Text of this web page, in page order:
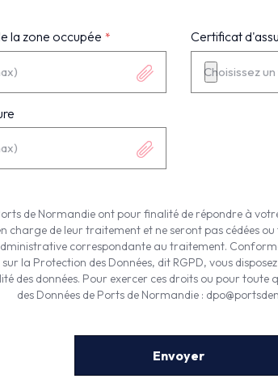
la zone occupée
Certificat
Choisissez
de Normandie ont pour finalité de répondre à
charge de leur traitement et ne seront pas cédées ou
correspondante au traitement.
la Protection des Données, dit RGPD, vous
des données. Pour exercer ces droits ou pour
des Données de Ports de Normandie :